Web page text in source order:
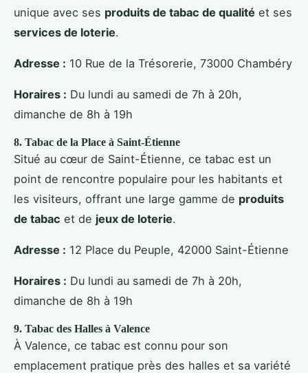
unique avec ses produits de tabac de qualité et ses
services de loterie.
Adresse : 10 Rue de la Trésorerie, 73000 Chambéry
Horaires : Du lundi au samedi de 7h à 20h,
dimanche de 8h à 19h
8. Tabac de la Place à Saint-Étienne
Situé au cœur de Saint-Étienne, ce tabac est un
point de rencontre populaire pour les habitants et
les visiteurs, offrant une large gamme de produits
de tabac et de jeux de loterie.
Adresse : 12 Place du Peuple, 42000 Saint-Étienne
Horaires : Du lundi au samedi de 7h à 20h,
dimanche de 8h à 19h
9. Tabac des Halles à Valence
À Valence, ce tabac est connu pour son
emplacement pratique près des halles et sa variété